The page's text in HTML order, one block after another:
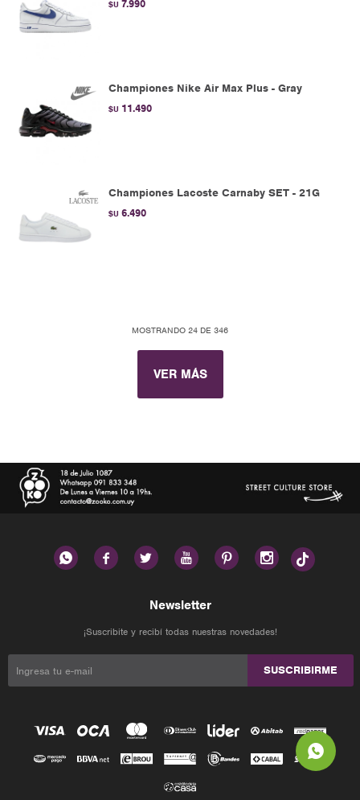
$U 7.990
Championes Nike Air Max Plus - Gray
$U 11.490
Championes Lacoste Carnaby SET - 21G
$U 6.490
MOSTRANDO 24 DE 346
VER MÁS
     
Newsletter
¡Suscribite y recibí todas nuestras novedades!
SUSCRIBIRME